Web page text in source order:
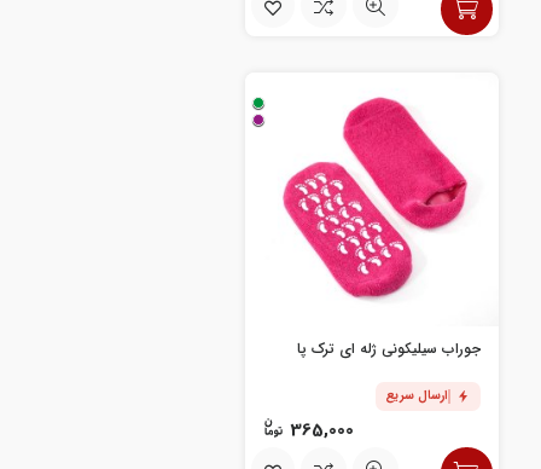
جوراب سیلیکونی ژله ای ترک پا
ارسال سریع
365,000